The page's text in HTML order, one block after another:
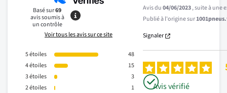
Basé sur69
avis soumis à
un contrôle
Voir tous les avis sur ce site
5étoiles
48
4étoiles
15
3étoiles
3
2étoiles
1
Avis du04/06/2023, suite à une
Publié à l'origine sur
Signaler
Avis vérifié